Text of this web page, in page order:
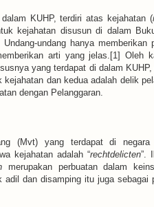
KUHP, terdiri atas kejahatan (
kejahatan disusun di dalam
undang hanya memberikan
arti yang jelas.[1] Oleh
yang terdapat di dalam
dan kedua adalah delik
dengan Pelanggaran.
(Mvt) yang terdapat di
kejahatan adalah “rechtdelicten”.
merupakan perbuatan dalam
adil dan disamping itu juga sebagai